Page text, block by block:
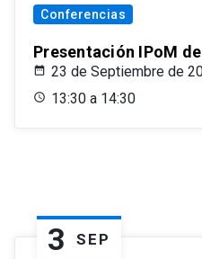
Conferencias
Presentación IPoM
23 de Septiembre de
13:30 a 14:30
3 SEP